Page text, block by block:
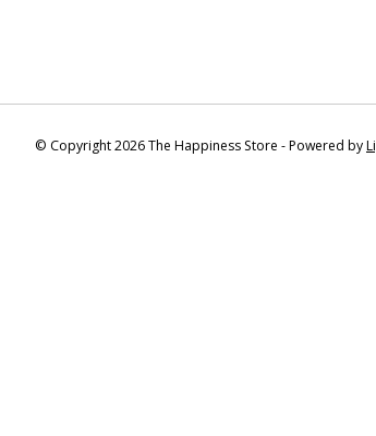
© Copyright 2026 The Happiness Store - Powered by